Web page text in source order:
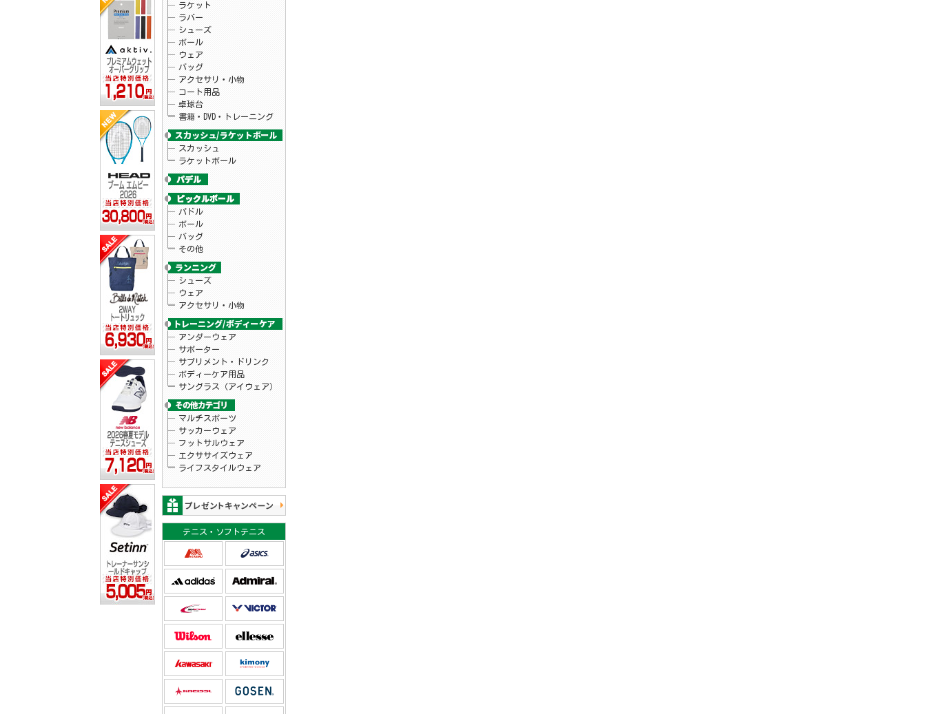
ラケット
ラバー
シューズ
ボール
ウェア
バッグ
アクセサリ・小物
コート用品
卓球台
書籍・DVD・トレーニング
スカッシュ
ラケットボール
パドル
ボール
バッグ
その他
シューズ
ウェア
アクセサリ・小物
アンダーウェア
サポーター
サプリメント・ドリンク
ボディーケア用品
サングラス（アイウェア）
マルチスポーツ
サッカーウェア
フットサルウェア
エクササイズウェア
ライフスタイルウェア
テニス・ソフトテニス